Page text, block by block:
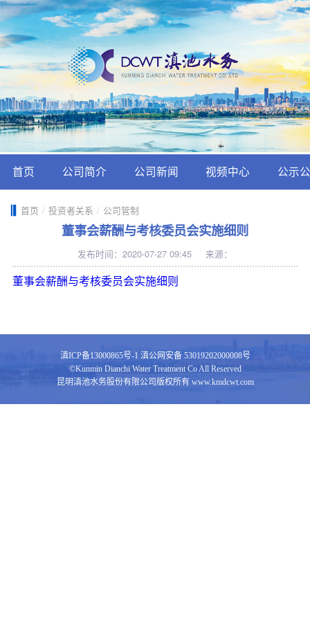
首页 公司简介 公司新闻 视频中心 公示
首页 / 投资者关系 / 公司管制
董事会薪酬与考核委员会实施细则
发布时间：2020-07-27 09:45 来源：
董事会薪酬与考核委员会实施细则
滇ICP备13000865号-1 滇公网安备 53019202000008号
©Kunmin Dianchi Water Treatment Co All Reserved
昆明滇池水务股份有限公司版权所有 www.kmdcwt.com